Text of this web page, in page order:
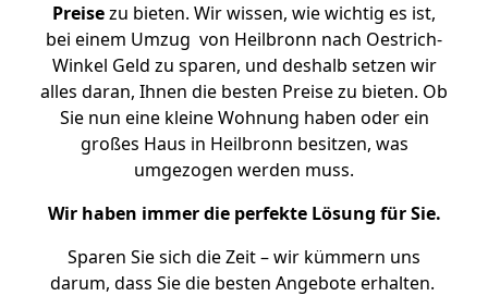
Preisezu bieten. Wir wissen, wie wichtig es ist,
bei einem Umzug von Heilbronn nach Oestrich-
Winkel Geld zu sparen, und deshalb setzen wir
alles daran, Ihnen die besten Preise zu bieten. Ob
Sie nun eine kleine Wohnung haben oder ein
großes Haus in Heilbronn besitzen, was
umgezogen werden muss.
Wir haben immer die perfekte Lösung für Sie.
Sparen Sie sich die Zeit – wir kümmern uns
darum, dass Sie die besten Angebote erhalten.